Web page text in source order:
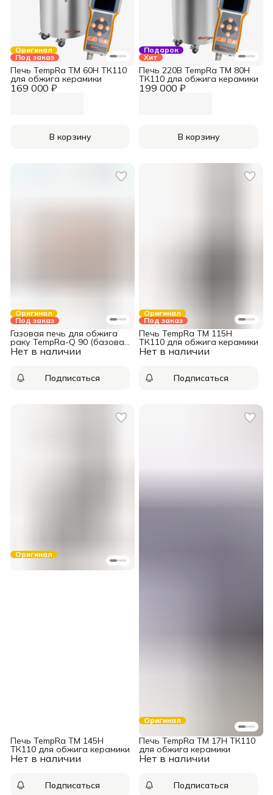
Оригинал
Под заказ
169 000 ₽
Печь TempRa TM 60H ТК110
для обжига керамики
В корзину
Подарок
Хит
199 000 ₽
Печь 220В TempRa TM 80H
ТК110 для обжига керамики
В корзину
Оригинал
Под заказ
Нет в наличии
Газовая печь для обжига
раку TempRa-Q 90 (базовая
комплектация)
Подписаться
Оригинал
Под заказ
Нет в наличии
Печь TempRa TM 115H
ТК110 для обжига керамики
Подписаться
Оригинал
Нет в наличии
Печь TempRa TM 145H
ТК110 для обжига керамики
Подписаться
Оригинал
Нет в наличии
Печь TempRa TM 17H ТК110
для обжига керамики
Подписаться